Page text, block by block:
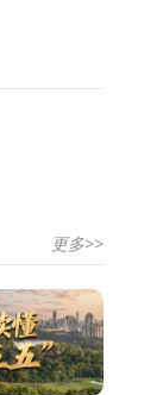
更多>>